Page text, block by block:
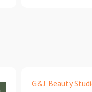
G&J Beauty